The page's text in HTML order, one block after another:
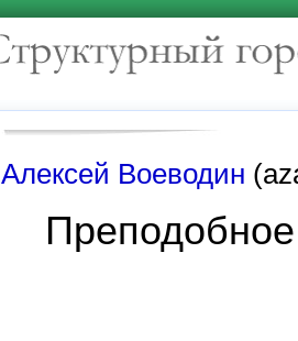
Алексей Воеводин